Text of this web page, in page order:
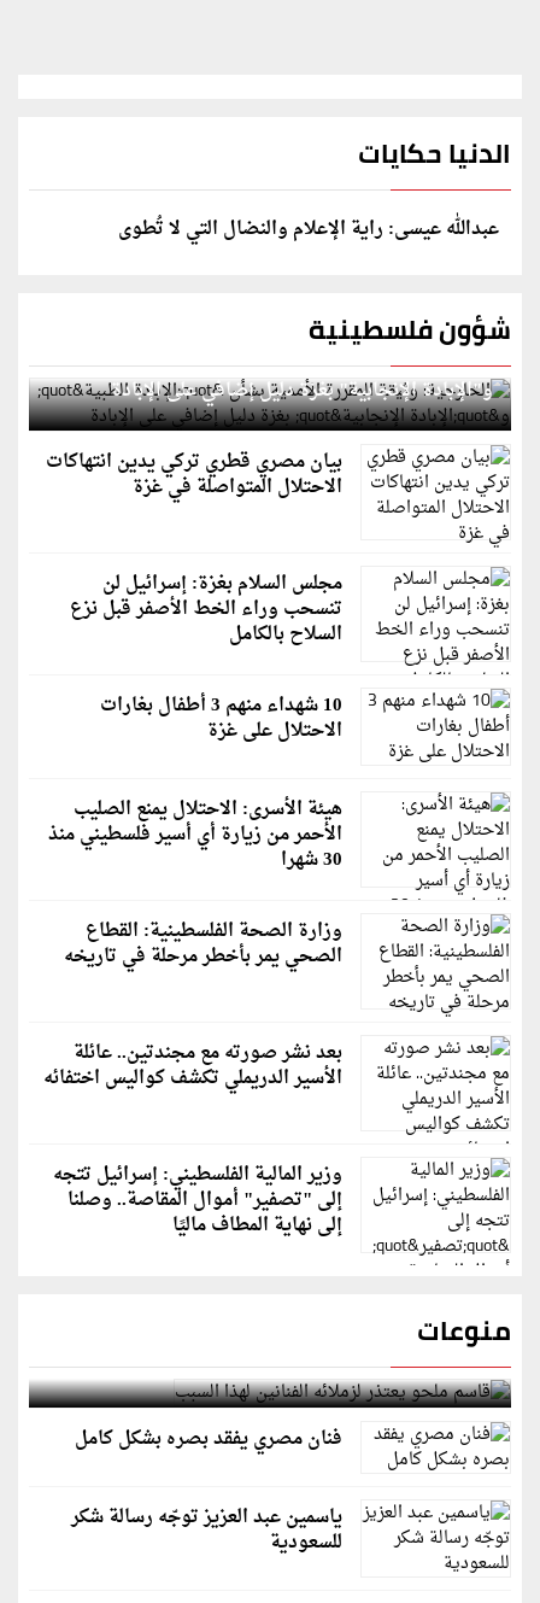
الدنيا حكايات
عبدالله عيسى: راية الإعلام والنضال التي لا تُطوى
شؤون فلسطينية
الخارجية: وثيقة المقررة الأممية بشأن "الإبادة الطبية"
و"الإبادة الإنجابية" بغزة دليل إضافي على الإبادة
بيان مصري قطري تركي يدين انتهاكات
الاحتلال المتواصلة في غزة
مجلس السلام بغزة: إسرائيل لن
تنسحب وراء الخط الأصفر قبل نزع
السلاح بالكامل
10 شهداء منهم 3 أطفال بغارات
الاحتلال على غزة
هيئة الأسرى: الاحتلال يمنع الصليب
الأحمر من زيارة أي أسير فلسطيني منذ
30 شهرا
وزارة الصحة الفلسطينية: القطاع
الصحي يمر بأخطر مرحلة في تاريخه
بعد نشر صورته مع مجندتين.. عائلة
الأسير الدريملي تكشف كواليس اختفائه
وزير المالية الفلسطيني: إسرائيل تتجه
إلى "تصفير" أموال المقاصة.. وصلنا
إلى نهاية المطاف ماليًا
منوعات
قاسم ملحو يعتذر لزملائه الفنانين لهذا السبب
فنان مصري يفقد بصره بشكل كامل
ياسمين عبد العزيز توجّه رسالة شكر
للسعودية